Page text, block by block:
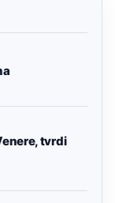
tvrdi